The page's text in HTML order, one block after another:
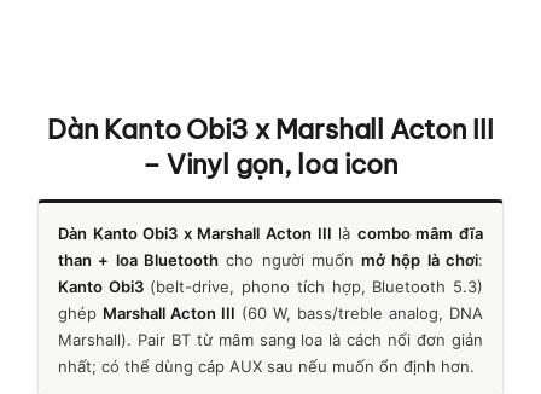
Dàn Kanto Obi3 x Marshall Acton III
– Vinyl gọn, loa icon
Dàn Kanto Obi3 x Marshall Acton III là combo mâm đĩa
than + loa Bluetoothcho người muốnmở hộp là chơi:
Kanto Obi3(belt-drive, phono tích hợp, Bluetooth 5.3)
ghép Marshall Acton III (60 W, bass/treble analog, DNA
Marshall). Pair BT từ mâm sang loa là cách nối đơn giản
nhất; có thể dùng cáp AUX sau nếu muốn ổn định hơn.